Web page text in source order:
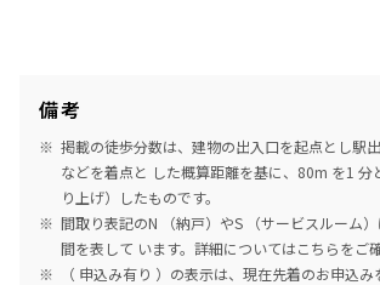
備考
掲載の徒歩分数は、建物の出入口を起点とし駅
などを着点と した概算距離を基に、80m を1 分
り上げ）したものです。
間取り表記のN （納戸）やS （サービスルーム
間を表して います。詳細についてはこちらをご
（ 申込み有り ）の表示は、現在先着のお申込